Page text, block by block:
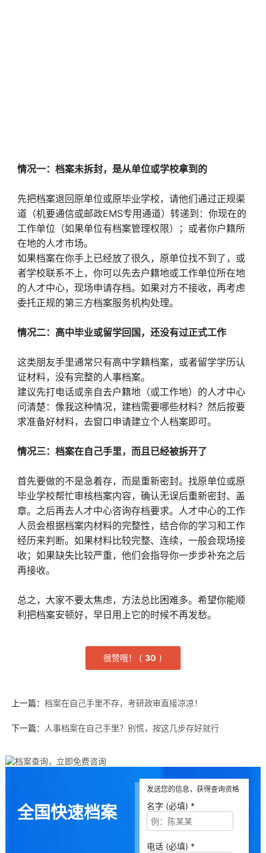
情况一：档案未拆封，是从单位或学校拿到的
先把档案退回原单位或原毕业学校，请他们通过正规渠
道（机要通信或邮政EMS专用通道）转递到：你现在的
工作单位（如果单位有档案管理权限）；或者你户籍所
在地的人才市场。
如果档案在你手上已经放了很久，原单位找不到了，或
者学校联系不上，你可以先去户籍地或工作单位所在地
的人才中心，现场申请存档。如果对方不接收，再考虑
委托正规的第三方档案服务机构处理。
情况二：高中毕业或留学回国，还没有过正式工作
这类朋友手里通常只有高中学籍档案，或者留学学历认
证材料，没有完整的人事档案。
建议先打电话或亲自去户籍地（或工作地）的人才中心
问清楚：像我这种情况，建档需要哪些材料？然后按要
求准备好材料，去窗口申请建立个人档案即可。
情况三：档案在自己手里，而且已经被拆开了
首先要做的不是急着存，而是重新密封。找原单位或原
毕业学校帮忙审核档案内容，确认无误后重新密封、盖
章。之后再去人才中心咨询存档要求。人才中心的工作
人员会根据档案内材料的完整性，结合你的学习和工作
经历来判断。如果材料比较完整、连续，一般会现场接
收；如果缺失比较严重，他们会指导你一步步补充之后
再接收。
总之，大家不要太焦虑，方法总比困难多。希望你能顺
利把档案安顿好，早日用上它的时候不再发愁。
很赞哦！ ( 30 )
上一篇： 档案在自己手里不存，考研政审直接凉凉！
下一篇： 人事档案在自己手里？别慌，按这几步存好就行
全国快速档案
发送您的信息，获得查询资格
名字 (必填) *
电话 (必填) *